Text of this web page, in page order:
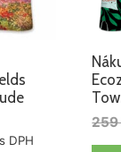
s DPH